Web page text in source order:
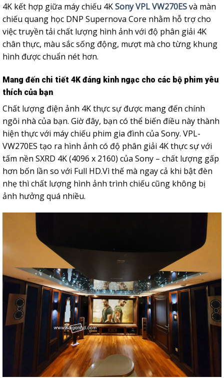
4K kết hợp giữa máy chiếu 4KSony VPL VW270ESvà màn
chiếu quang học DNP Supernova Core nhằm hỗ trợ cho
việc truyền tải chất lượng hình ảnh với độ phân giải 4K
chân thực, màu sắc sống động, mượt mà cho từng khung
hình được chuẩn nét hơn.
Mang đến chi tiết 4K đáng kinh ngạc cho các bộ phim yêu
thích của bạn
Chất lượng điện ảnh 4K thực sự được mang đến chính
ngôi nhà của bạn. Giờ đây, bạn có thể biến điều này thành
hiện thực với máy chiếu phim gia đình của Sony. VPL-
VW270ES tạo ra hình ảnh có độ phân giải 4K thực sự với
tấm nền SXRD 4K (4096 x 2160) của Sony – chất lượng gấp
hơn bốn lần so với Full HD.Vì thế mà ngay cả khi bật đèn
nhẹ thì chất lượng hình ảnh trình chiếu cũng không bị
ảnh hưởng quá nhiều.